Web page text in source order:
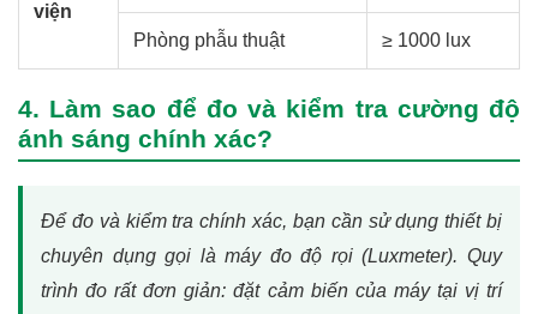
viện
Phòng phẫu thuật ≥ 1000 lux
4. Làm sao để đo và kiểm tra cường độ
ánh sáng chính xác?
Để đo và kiểm tra chính xác, bạn cần sử dụng thiết bị
chuyên dụng gọi là máy đo độ rọi (Luxmeter). Quy
trình đo rất đơn giản: đặt cảm biến của máy tại vị trí